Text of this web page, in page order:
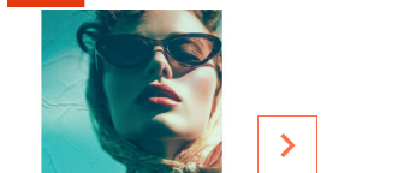
Prix club :
navigate_next